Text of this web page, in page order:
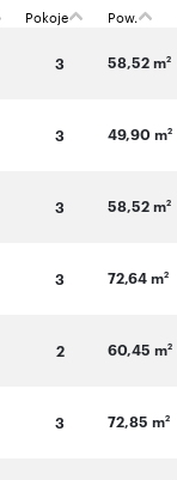
Pokoje Pow.
3 58,52 m2
3 49,90 m2
3 58,52 m2
3 72,64 m2
2 60,45 m2
3 72,85 m2